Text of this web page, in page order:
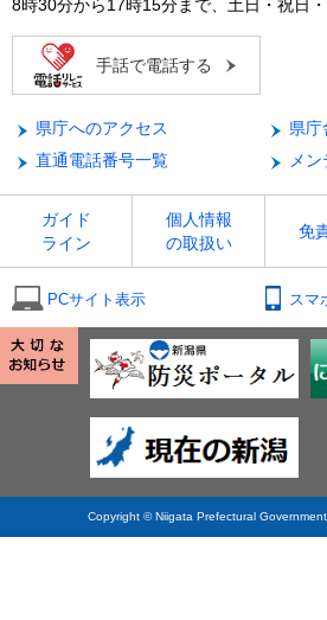
8時30分から17時15分まで、土日・祝日
手話で電話する
県庁へのアクセス
県庁
直通電話番号一覧
メ
ガイド
ライン
個人情報
の取扱い
免
PCサイト表示 スマ
Copyright © Niigata Prefectural